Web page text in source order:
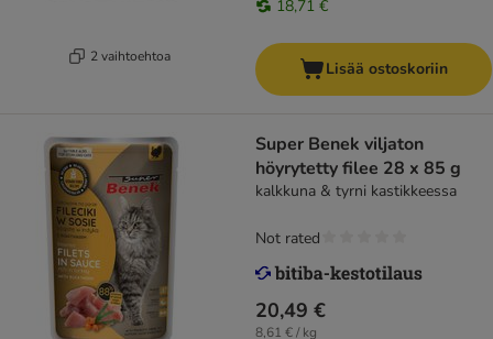
2 vaihtoehtoa
18,71 €
Lisää ostoskoriin
Super Benek viljaton
höyrytetty filee 28 x 85 g
kalkkuna & tyrni kastikkeessa
20,49 €
8,61 € / kg
Not rated